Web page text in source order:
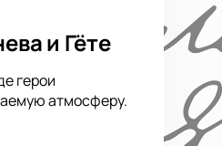
и Гёте
герои
атмосферу.